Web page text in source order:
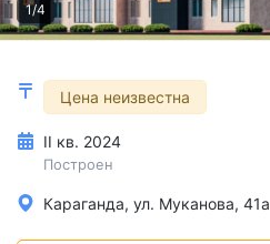
1/4
Цена неизвестна
II кв. 2024
Построен
Караганда, ул. Муканова, 41а